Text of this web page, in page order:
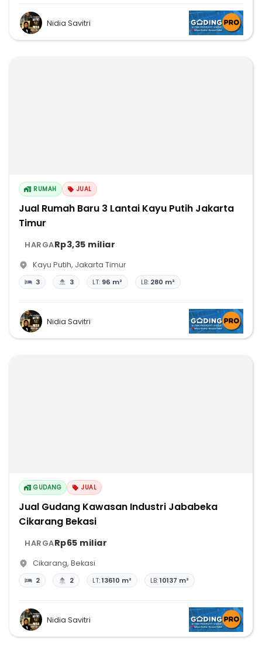
Nidia Savitri
RUMAH JUAL
Jual Rumah Baru 3 Lantai Kayu Putih Jakarta
Timur
HARGARp3,35 miliar
Kayu Putih, Jakarta Timur
3 3 LT: 96 m² LB: 280 m²
Nidia Savitri
GUDANG JUAL
Jual Gudang Kawasan Industri Jababeka
Cikarang Bekasi
HARGARp65 miliar
Cikarang, Bekasi
2 2 LT:13610 m² LB:10137 m²
Nidia Savitri